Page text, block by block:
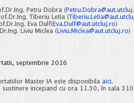
Petru Dobra (
Tiberiu Letia (
Eva Dulf( Eva.Dulf@aut.utcluj.ro)
Liviu Miclea ( Liviu.Miclea@aut.utcluj.ro)
septembrie 2016
Master IA este disponibila aici.
- sustinere incepand cu ora 11.30, în sala